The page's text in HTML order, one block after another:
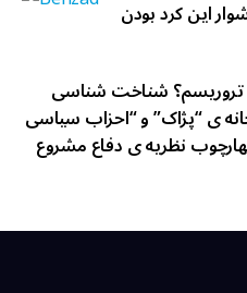
تروریسم؟ شناخت شناسی
ی “پژاک” و “احزاب سیاسی
نظریه ی دفاع مشروع